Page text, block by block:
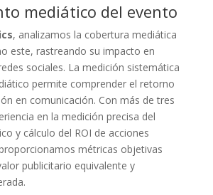
mediático del evento
, analizamos la cobertura mediática
este, rastreando su impacto en
sociales. La medición sistemática
permite comprender el retorno
en comunicación. Con más de tres
en la medición precisa del
y cálculo del ROI de acciones
métricas objetivas
publicitario equivalente y